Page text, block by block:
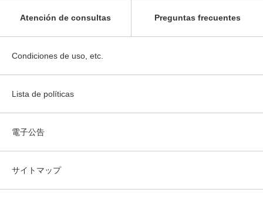
Atención de consultas Preguntas frecuentes
Condiciones de uso, etc.
Lista de políticas
電子公告
サイトマップ